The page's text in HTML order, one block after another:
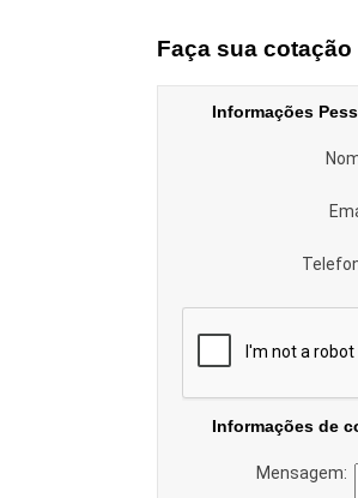
Faça sua cotação
Informações
Informações de
Mensagem: